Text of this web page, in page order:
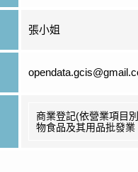
張小姐
商業登記(依營業項目
物食品及其用品批發業